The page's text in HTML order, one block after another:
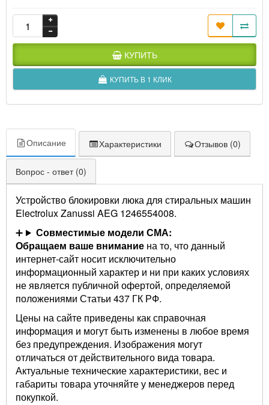
КУПИТЬ
КУПИТЬ В 1 КЛИК
Описание Характеристики Отзывов (0)
Вопрос - ответ (0)
Устройство блокировки люка для стиральных машин
Electrolux Zanussi AEG 1246554008.
Совместимые модели СМА:
Обращаем ваше внимание на то, что данный
интернет-сайт носит исключительно
информационный характер и ни при каких условиях
не является публичной офертой, определяемой
положениями Статьи 437 ГК РФ.
Цены на сайте приведены как справочная
информация и могут быть изменены в любое время
без предупреждения. Изображения могут
отличаться от действительного вида товара.
Актуальные технические характеристики, вес и
габариты товара уточняйте у менеджеров перед
покупкой.